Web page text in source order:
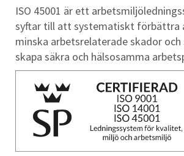
ISO 45001 är ett
syftar till att systematiskt förbättra
minska arbetsrelaterade skador
skapa säkra och hälsosamma